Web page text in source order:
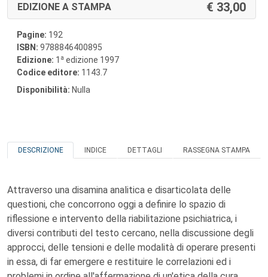
EDIZIONE A STAMPA 33,00
Pagine: 192
ISBN: 9788846400895
Edizione: 1 a edizione 1997
Codice editore: 1143.7
Disponibilità: Nulla
DESCRIZIONE INDICE DETTAGLI RASSEGNA STAMPA
Attraverso una disamina analitica e disarticolata delle
questioni, che concorrono oggi a definire lo spazio di
riflessione e intervento della riabilitazione psichiatrica, i
diversi contributi del testo cercano, nella discussione degli
approcci, delle tensioni e delle modalità di operare presenti
in essa, di far emergere e restituire le correlazioni ed i